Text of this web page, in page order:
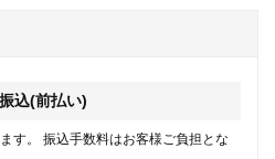
込(前払い)
す。 振込手数料はお客様ご負担とな